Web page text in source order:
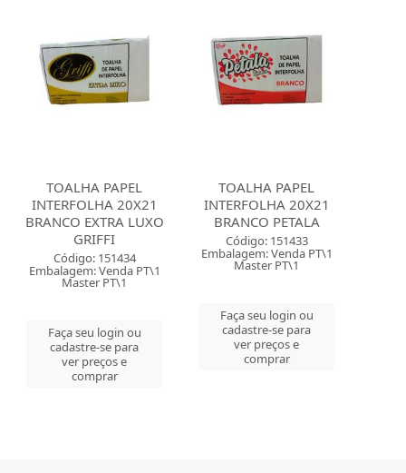
TOALHA PAPEL
INTERFOLHA 20X21
BRANCO EXTRA LUXO
GRIFFI
Código: 151434
Embalagem: Venda PT\1
Master PT\1
Faça seu login ou
cadastre-se para
ver preços e
comprar
TOALHA PAPEL
INTERFOLHA 20X21
BRANCO PETALA
Código: 151433
Embalagem: Venda PT\1
Master PT\1
Faça seu login ou
cadastre-se para
ver preços e
comprar